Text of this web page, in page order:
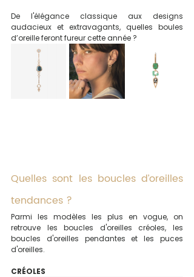
De l'élégance classique aux designs
audacieux et extravagants, quelles boules
d’oreille feront fureur cette année ?
Quelles sont les boucles d’oreilles
tendances ?
Parmi les modèles les plus en vogue, on
retrouve les boucles d'oreilles créoles, les
boucles d'oreilles pendantes et les puces
d'oreilles.
CRÉOLES